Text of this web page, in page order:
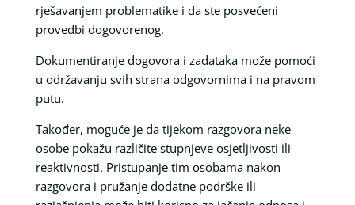
rješavanjem problematike i da ste posvećeni
provedbi dogovorenog.
Dokumentiranje dogovora i zadataka može pomoći
u održavanju svih strana odgovornima i na pravom
putu.
Također, moguće je da tijekom razgovora neke
osobe pokažu različite stupnjeve osjetljivosti ili
reaktivnosti. Pristupanje tim osobama nakon
razgovora i pružanje dodatne podrške ili